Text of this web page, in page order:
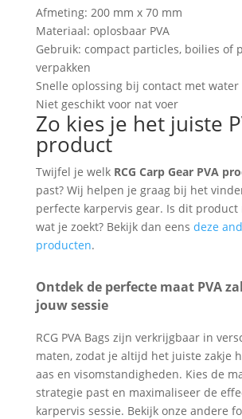
Afmeting: 200 mm x 70 mm
Materiaal: oplosbaar PVA
Gebruik: compact particles, boilies of
verpakken
Snelle oplossing bij contact met water
Niet geschikt voor nat voer
Zo kies je het juiste
product
Twijfel je welk RCG Carp Gear PVA
past? Wij helpen je graag bij het
perfecte karpervis gear. Is dit product
wat je zoekt? Bekijk dan eens deze
producten.
Ontdek de perfecte maat PVA
jouw sessie
RCG PVA Bags zijn verkrijgbaar in
maten, zodat je altijd het juiste zakje
aas en visomstandigheden. Kies de
strategie past en maximaliseer de
karpervis sessie. Bekijk onze andere